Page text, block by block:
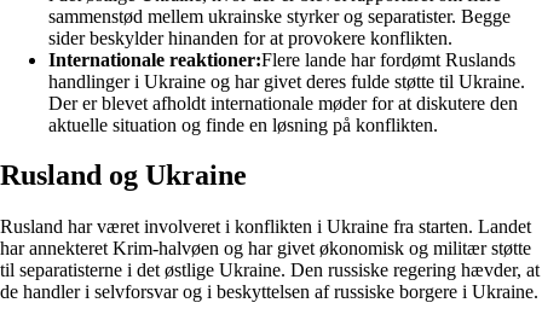
sammenstød mellem ukrainske styrker og separatister. Begge
sider beskylder hinanden for at provokere konflikten.
Internationale reaktioner:Flere lande har fordømt Ruslands
handlinger i Ukraine og har givet deres fulde støtte til Ukraine.
Der er blevet afholdt internationale møder for at diskutere den
aktuelle situation og finde en løsning på konflikten.
Rusland og Ukraine
Rusland har været involveret i konflikten i Ukraine fra starten. Landet
har annekteret Krim-halvøen og har givet økonomisk og militær støtte
til separatisterne i det østlige Ukraine. Den russiske regering hævder, at
de handler i selvforsvar og i beskyttelsen af russiske borgere i Ukraine.